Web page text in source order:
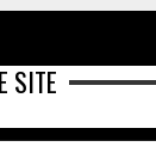
SITE